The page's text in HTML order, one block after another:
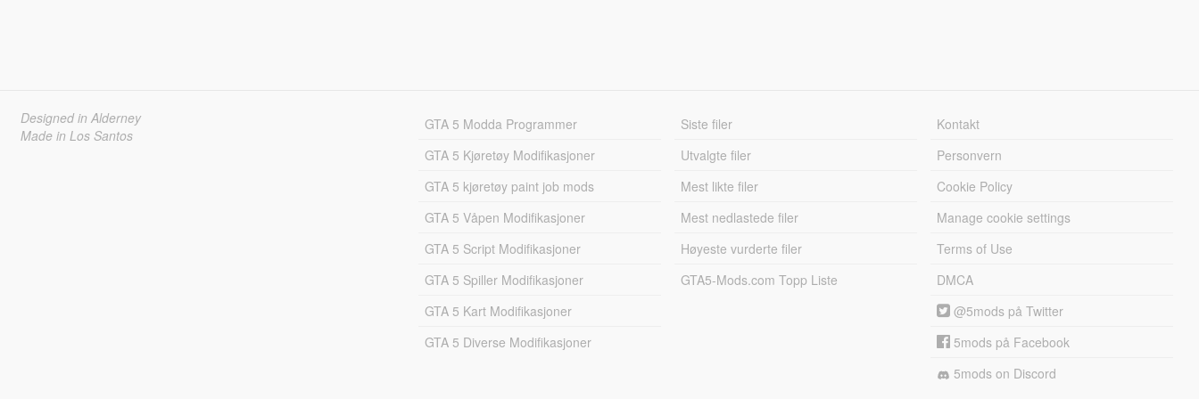
Designed in Alderney
Made in Los Santos
GTA 5 Modda Programmer
GTA 5 Kjøretøy Modifikasjoner
GTA 5 kjøretøy paint job mods
GTA 5 Våpen Modifikasjoner
GTA 5 Script Modifikasjoner
GTA 5 Spiller Modifikasjoner
GTA 5 Kart Modifikasjoner
GTA 5 Diverse Modifikasjoner
Siste filer
Utvalgte filer
Mest likte filer
Mest nedlastede filer
Høyeste vurderte filer
GTA5-Mods.com Topp Liste
Kontakt
Personvern
Cookie Policy
Manage cookie settings
Terms of Use
DMCA
@5mods på Twitter
5mods på Facebook
5mods on Discord